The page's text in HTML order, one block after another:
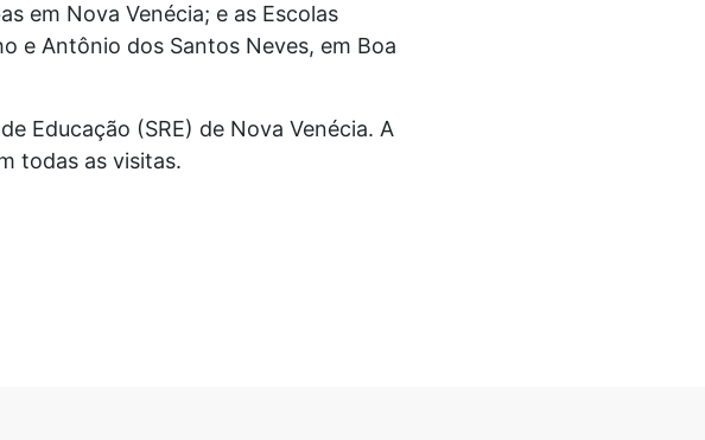
em Nova Venécia; e as Escolas
e Antônio dos Santos Neves, em Boa
Educação (SRE) de Nova Venécia. A
todas as visitas.